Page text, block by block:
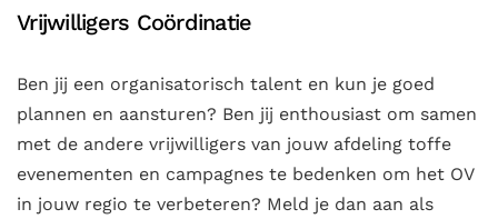
Vrijwilligers Coördinatie
Ben jij een organisatorisch talent en kun je goed
plannen en aansturen? Ben jij enthousiast om samen
met de andere vrijwilligers van jouw afdeling toffe
evenementen en campagnes te bedenken om het OV
in jouw regio te verbeteren? Meld je dan aan als